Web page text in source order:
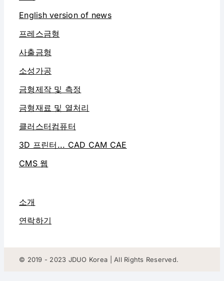
English version of news
프레스금형
사출금형
소성가공
금형제작 및 측정
금형재료 및 열처리
클러스터컴퓨터
3D 프린터... CAD CAM CAE
CMS 웹
소개
연락하기
© 2019 - 2023 JDUO Korea | All Rights Reserved.